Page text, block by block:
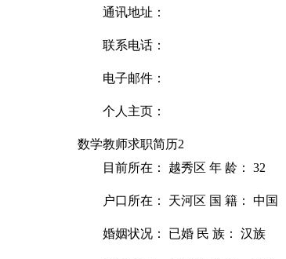
通讯地址：
联系电话：
电子邮件：
个人主页：
数学教师求职简历2
目前所在： 越秀区 年 龄： 32
户口所在： 天河区 国 籍： 中国
婚姻状况： 已婚 民 族： 汉族